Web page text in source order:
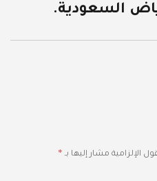
السعودية.
الإلزامية مشار إليها بـ *